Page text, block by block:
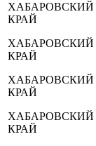
ХАБАРОВСКИЙ
КРАЙ
ХАБАРОВСКИЙ
КРАЙ
ХАБАРОВСКИЙ
КРАЙ
ХАБАРОВСКИЙ
КРАЙ